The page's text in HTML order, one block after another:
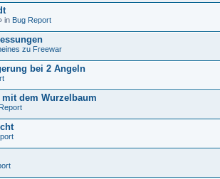
in Bug Report
zu Freewar
bei 2 Angeln
dem Wurzelbaum